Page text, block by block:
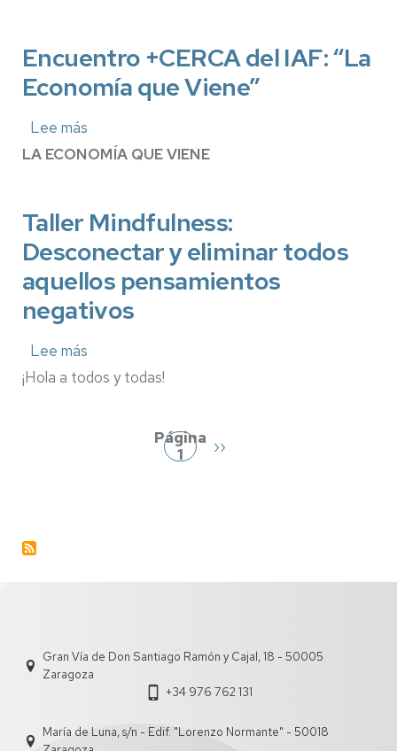
Sociales
sobre
Diseño
Escuela
de
(ESDA)
Encuentro +CERCA del IAF: “La
Economía que Viene”
Lee más
Encuentro
+CERCA
“La
Economía
que
Viene”
LA ECONOMÍA QUE VIENE
Taller Mindfulness:
Desconectar y eliminar todos
aquellos pensamientos
negativos
Lee más
Taller
Mindfulness:
¡Hola a todos y todas!
Página
1
Siguiente
››
Gran Vía de Don Santiago Ramón y Cajal, 18 - 50005
Zaragoza
+34 976 762 131
María de Luna, s/n - Edif. "Lorenzo Normante" - 50018